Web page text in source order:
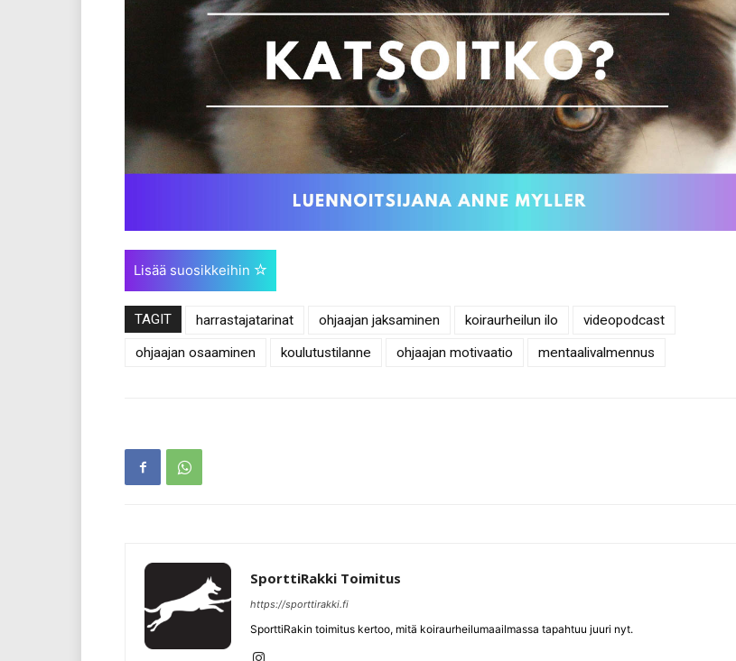
Lisää suosikkeihin
TAGIT harrastajatarinat ohjaajan jaksaminen koiraurheilun ilo
videopodcast
ohjaajan osaaminen
koulutustilanne ohjaajan motivaatio mentaalivalmennus
SporttiRakki Toimitus
https://sporttirakki.fi
SporttiRakin toimitus kertoo, mitä koiraurheilumaailmassa tapahtuu juuri nyt.